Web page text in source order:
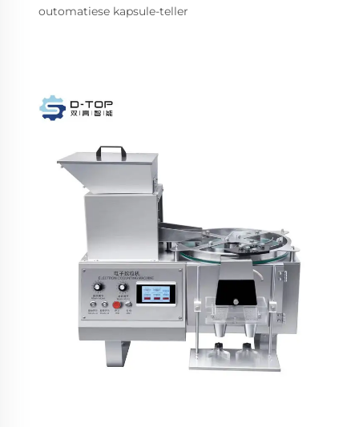
outomatiese kapsule-teller